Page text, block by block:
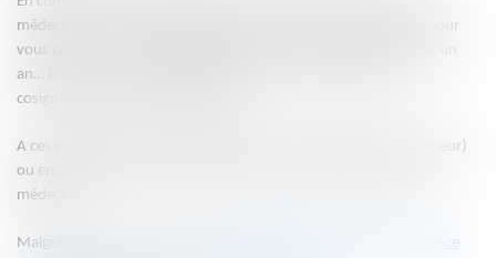
médecin de la compagnie doivent trouver une date commune pour
vous convoquer. Ce délai peut-être de 4-6 mois à parfois près d’un
an… Ensuite, il y aura la rédaction du rapport, la relecture et
cosignature par les deux médecins.
A ces expertises peuvent s’ajouter des avis spécialisés (avis sapiteur)
ou encore une procédure d’arbitrage en cas de désaccord entre
médecins.
Malgré le temps que cela prend,
l’importance d’une telle assistance